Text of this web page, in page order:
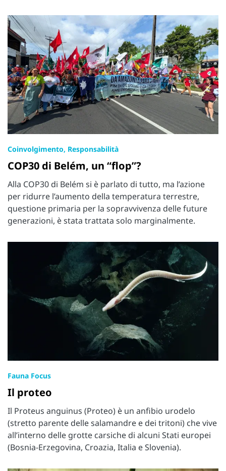
Coinvolgimento, Responsabilità
COP30 di Belém, un “flop”?
Alla COP30 di Belém si è parlato di tutto, ma l’azione
per ridurre l’aumento della temperatura terrestre,
questione primaria per la sopravvivenza delle future
generazioni, è stata trattata solo marginalmente.
Fauna Focus
Il proteo
Il Proteus anguinus (Proteo) è un anfibio urodelo
(stretto parente delle salamandre e dei tritoni) che vive
all’interno delle grotte carsiche di alcuni Stati europei
(Bosnia-Erzegovina, Croazia, Italia e Slovenia).